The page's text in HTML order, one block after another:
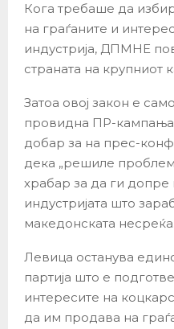
Кога требаше да
на граѓаните и
индустрија, ДПМНЕ
страната на крупниот
Затоа овој закон е
провидна ПР-
добар за на прес-
дека „решиле
храбар за да ги допре
индустријата што
македонската несреќа.
Левица останува
партија што е
интересите на
да им продава на